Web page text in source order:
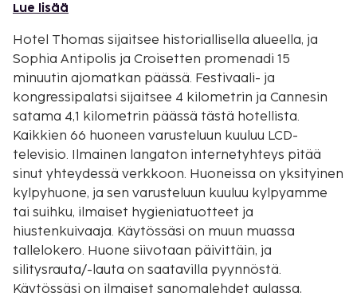
Lue lisää
Hotel Thomas sijaitsee historiallisella alueella, ja
Sophia Antipolis ja Croisetten promenadi 15
minuutin ajomatkan päässä. Festivaali- ja
kongressipalatsi sijaitsee 4 kilometrin ja Cannesin
satama 4,1 kilometrin päässä tästä hotellista.
Kaikkien 66 huoneen varusteluun kuuluu LCD-
televisio. Ilmainen langaton internetyhteys pitää
sinut yhteydessä verkkoon. Huoneissa on yksityinen
kylpyhuone, ja sen varusteluun kuuluu kylpyamme
tai suihku, ilmaiset hygieniatuotteet ja
hiustenkuivaaja. Käytössäsi on muun muassa
tallelokero. Huone siivotaan päivittäin, ja
silitysrauta/-lauta on saatavilla pyynnöstä.
Käytössäsi on ilmaiset sanomalehdet aulassa,